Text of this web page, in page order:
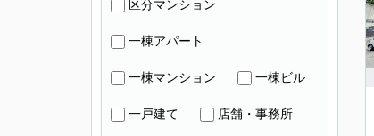
区分マンション
一棟アパート
一棟マンション 一棟ビル
一戸建て 店舗・事務所